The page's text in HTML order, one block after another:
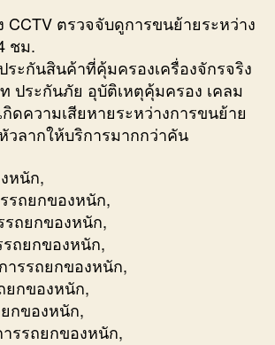
CCTV ตรวจจับดูการขนย้ายระหว่าง
ชม.
ระกันสินค้าที่คุ้มครองเครื่องจักรจริง
ประกันภัย อุบัติเหตุคุ้มครอง เคลม
กิดความเสียหายระหว่างการขนย้าย
วลากให้บริการมากกว่าคัน
หนัก,
รถยกของหนัก,
รถยกของหนัก,
รถยกของหนัก,
ารรถยกของหนัก,
ยกของหนัก,
กของหนัก,
รรถยกของหนัก,